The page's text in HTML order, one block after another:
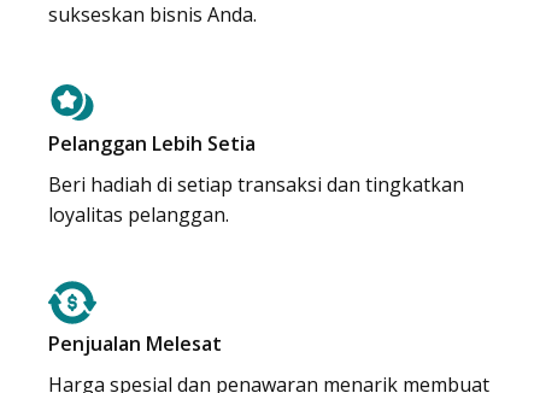
sukseskan bisnis Anda.
Pelanggan Lebih Setia
Beri hadiah di setiap transaksi dan tingkatkan
loyalitas pelanggan.
Penjualan Melesat
Harga spesial dan penawaran menarik membuat